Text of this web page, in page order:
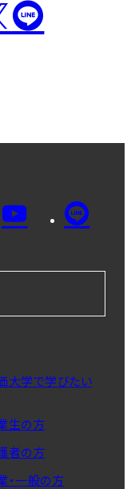
大学で学びたい
生の方
者の方
・一般の方